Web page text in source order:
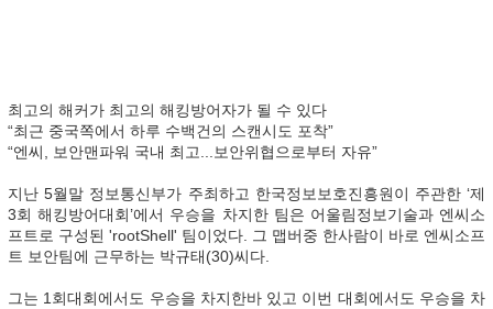
최고의 해커가 최고의 해킹방어자가 될 수 있다
“최근 중국쪽에서 하루 수백건의 스캔시도 포착”
“엔씨, 보안맨파워 국내 최고...보안위협으로부터 자유”
지난 5월말 정보통신부가 주최하고 한국정보보호진흥원이 주관한 ‘제
3회 해킹방어대회’에서 우승을 차지한 팀은 어울림정보기술과 엔씨소
프트로 구성된 'rootShell' 팀이었다. 그 맵버중 한사람이 바로 엔씨소프
트 보안팀에 근무하는 박규태(30)씨다.
그는 1회대회에서도 우승을 차지한바 있고 이번 대회에서도 우승을 차